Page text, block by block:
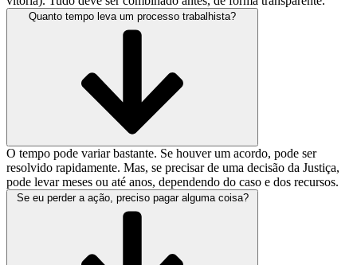
Quanto tempo leva um processo trabalhista?
O tempo pode variar bastante. Se houver um acordo, pode ser
resolvido rapidamente. Mas, se precisar de uma decisão da Justiça,
pode levar meses ou até anos, dependendo do caso e dos recursos.
Se eu perder a ação, preciso pagar alguma coisa?